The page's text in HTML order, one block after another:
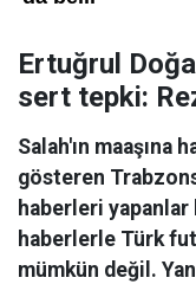
Ertuğrul
sert tepki:
Salah'ın maaşına
gösteren
haberleri
haberlerle Türk
mümkün değil.